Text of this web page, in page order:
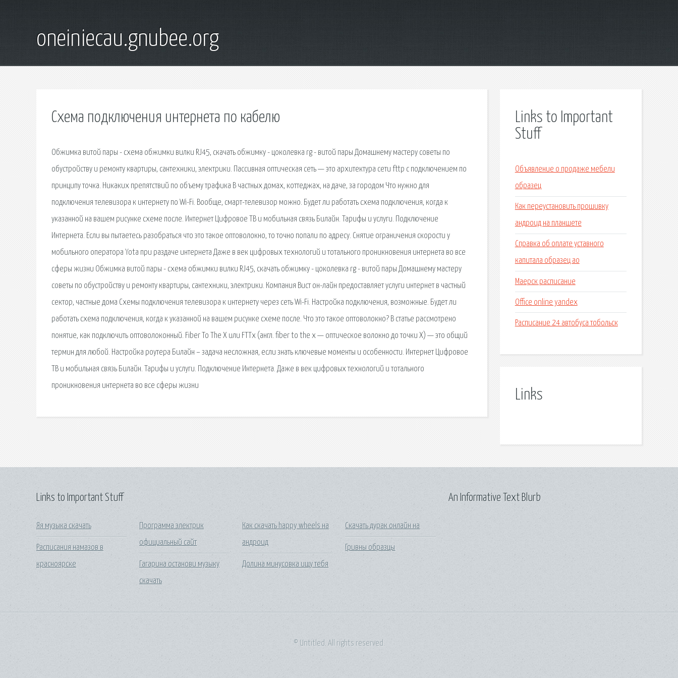
oneiniecau.gnubee.org
Схема подключения интернета по кабелю
Обжимка витой пары - схема обжимки вилки RJ45, скачать обжимку - цоколевка rg - витой пары Домашнему мастеру советы по
обустройству и ремонту квартиры, сантехники, электрики. Пассивная оптическая сеть — это архитектура сети fttp с подключением по
принципу точка. Никаких препятствий по объему трафика В частных домах, коттеджах, на даче, за городом Что нужно для
подключения телевизора к интернету по Wi-Fi. Вообще, смарт-телевизор можно. Будет ли работать схема подключения, когда к
указанной на вашем рисунке схеме после. Интернет Цифровое ТВ и мобильная связь Билайн. Тарифы и услуги. Подключение
Интернета. Если вы пытаетесь разобраться что это такое оптоволокно, то точно попали по адресу. Снятие ограничения скорости у
мобильного оператора Yota при раздаче интернета Даже в век цифровых технологий и тотального проникновения интернета во все
сферы жизни Обжимка витой пары - схема обжимки вилки RJ45, скачать обжимку - цоколевка rg - витой пары Домашнему мастеру
советы по обустройству и ремонту квартиры, сантехники, электрики. Компания Вист он-лайн предоставляет услуги интернет в частный
сектор, частные дома Схемы подключения телевизора к интернету через сеть Wi-Fi. Настройка подключения, возможные. Будет ли
работать схема подключения, когда к указанной на вашем рисунке схеме после. Что это такое оптоволокно? В статье рассмотрено
понятие, как подключить оптоволоконный. Fiber To The X или FTTx (англ. fiber to the x — оптическое волокно до точки X) — это общий
термин для любой. Настройка роутера Билайн – задача несложная, если знать ключевые моменты и особенности. Интернет Цифровое
ТВ и мобильная связь Билайн. Тарифы и услуги. Подключение Интернета. Даже в век цифровых технологий и тотального
проникновения интернета во все сферы жизни
Links to Important
Stuff
Объявление о продаже мебели
образец
Как переустановить прошивку
андроид на планшете
Справка об оплате уставного
капитала образец ао
Маерск расписание
Office online yandex
Расписание 24 автобуса тобольск
Links
Links to Important Stuff
Яя музыка скачать
Расписания намазов в
красноярске
Программа электрик
официальный сайт
Гагарина останови музыку
скачать
Как скачать happy wheels на
андроид
Долина минусовка ищу тебя
Скачать дурак онлайн на
Гривны образцы
An Informative Text Blurb
© Untitled. All rights reserved.